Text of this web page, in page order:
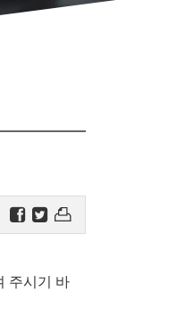
주시기 바